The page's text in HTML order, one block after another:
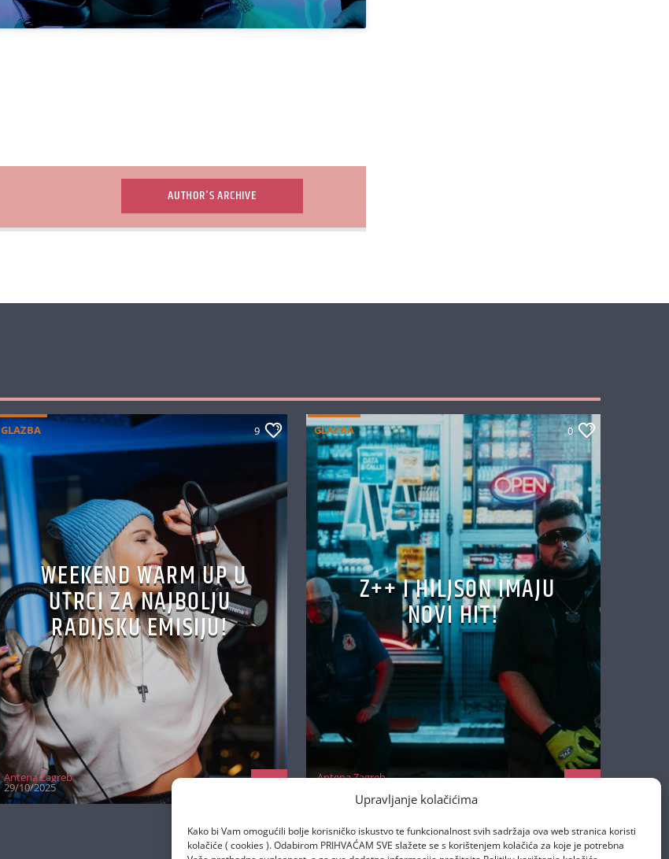
Upravljanje kolačićima
Kako bi Vam omogućili bolje korisničko iskustvo te funkcionalnost svih sadržaja ova web stranica koristi
kolačiće ( cookies ). Odabirom PRIHVAĆAM SVE slažete se s korištenjem kolačića za koje je potrebna
AUTHOR'S ARCHIVE
GLAZBA 9
WEEKEND WARM UP U
UTRCI ZA NAJBOLJU
RADIJSKU EMISIJU!
Antena Zagreb
29/10/2025
GLAZBA 0
Z++ I HILJSON IMAJU
NOVI HIT!
Antena Zagreb